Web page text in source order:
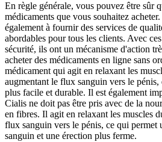
En règle générale, vous pouvez être sûr
médicaments que vous souhaitez
également à fournir des services de
abordables pour tous les clients. Avec
sécurité, ils ont un mécanisme d'action
acheter des médicaments en ligne sans
médicament qui agit en relaxant les
augmentant le flux sanguin vers le
plus facile et durable. Il est également
Cialis ne doit pas être pris avec de la
en fibres. Il agit en relaxant les muscles
flux sanguin vers le pénis, ce qui permet
sanguin et une érection plus ferme.